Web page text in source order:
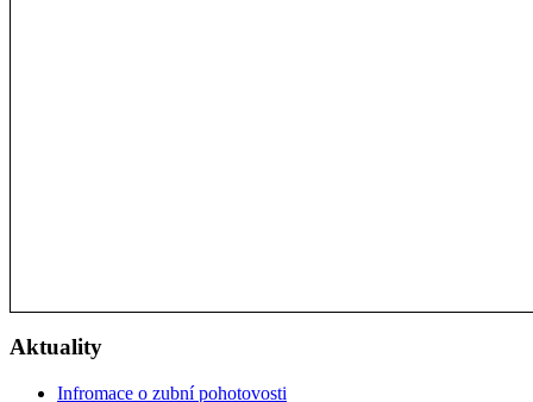
Aktuality
Infromace o zubní pohotovosti